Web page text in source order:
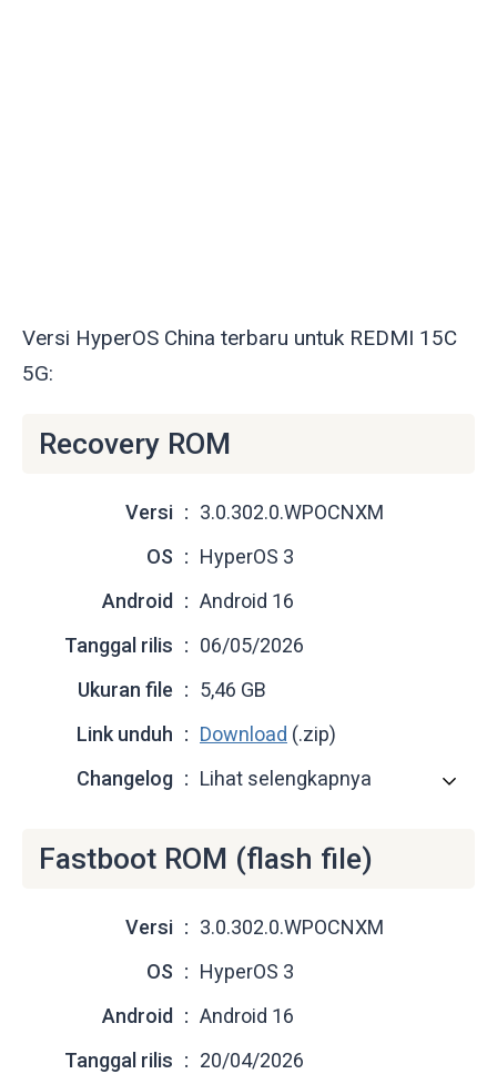
Versi HyperOS China terbaru untuk REDMI 15C
5G:
Recovery ROM
Versi
3.0.302.0.WPOCNXM
OS
HyperOS 3
Android
Android 16
Tanggal rilis
06/05/2026
Ukuran file
5,46 GB
Link unduh
Download (.zip)
Changelog
Lihat selengkapnya
Fastboot ROM (flash file)
Versi
3.0.302.0.WPOCNXM
OS
HyperOS 3
Android
Android 16
Tanggal rilis
20/04/2026